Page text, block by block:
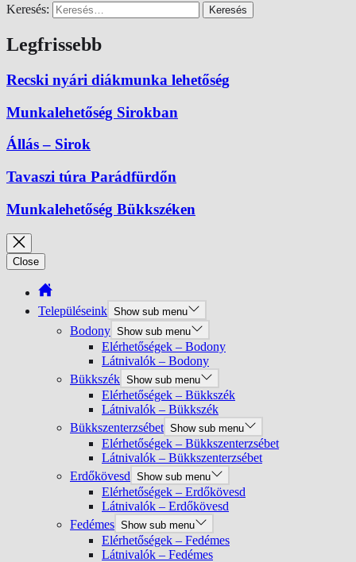
Keresés:
Legfrissebb
Recski nyári diákmunka lehetőség
Munkalehetőség Sirokban
Állás – Sirok
Tavaszi túra Parádfürdőn
Munkalehetőség Bükkszéken
Close
Településeink Show sub menu
Bodony Show sub menu
Elérhetőségek – Bodony
Látnivalók – Bodony
Bükkszék Show sub menu
Elérhetőségek – Bükkszék
Látnivalók – Bükkszék
Bükkszenterzsébet Show sub menu
Elérhetőségek – Bükkszenterzsébet
Látnivalók – Bükkszenterzsébet
Erdőkövesd Show sub menu
Elérhetőségek – Erdőkövesd
Látnivalók – Erdőkövesd
Fedémes Show sub menu
Elérhetőségek – Fedémes
Látnivalók – Fedémes